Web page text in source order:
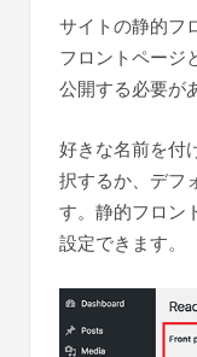
サイトの静的フ
フロントページ
公開する必要が
好きな名前を付
択するか、デフ
す。静的フロン
設定できます。